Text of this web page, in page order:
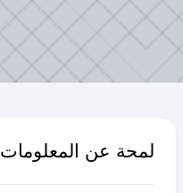
لمحة عن المعلومات